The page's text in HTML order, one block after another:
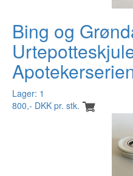
Bing og
Lager: 1
800,- DKK pr. stk.